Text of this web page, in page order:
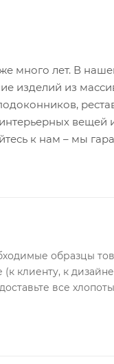
много лет. В
изделий из
вещей
к нам – мы
образцы
(к клиенту, к
все